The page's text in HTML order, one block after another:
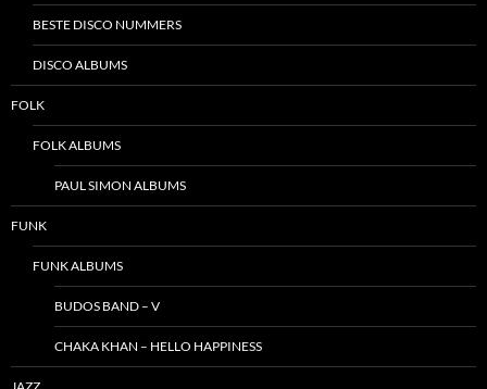
BESTE DISCO NUMMERS
DISCO ALBUMS
FOLK
FOLK ALBUMS
PAUL SIMON ALBUMS
FUNK
FUNK ALBUMS
BUDOS BAND – V
CHAKA KHAN – HELLO HAPPINESS